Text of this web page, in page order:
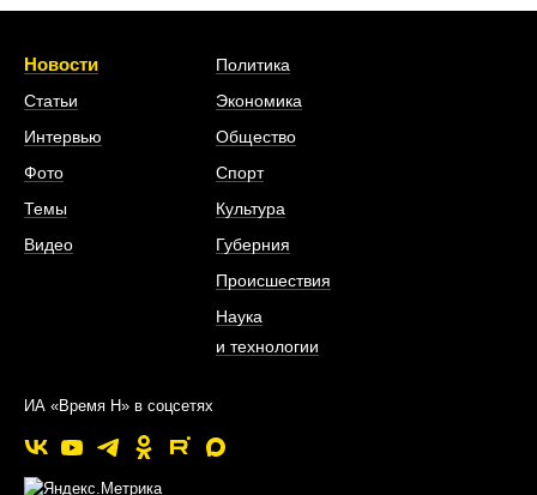
Новости
Статьи
Интервью
Фото
Темы
Видео
Политика
Экономика
Общество
Спорт
Культура
Губерния
Происшествия
Наука
и технологии
ИА «Время Н» в соцсетях